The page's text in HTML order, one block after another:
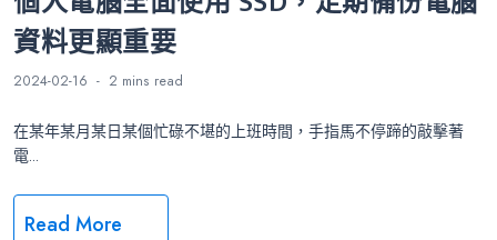
資料更顯重要
2024-02-16 2 mins read
在某年某月某日某個忙碌不堪的上班時間，手指馬不停蹄的敲擊著
電...
Read More